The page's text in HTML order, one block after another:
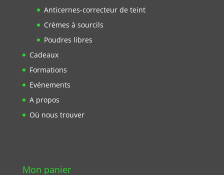
Anticernes-correcteur de teint
Crèmes à sourcils
Poudres libres
Cadeaux
Formations
Evénements
A propos
Où nous trouver
Mon panier